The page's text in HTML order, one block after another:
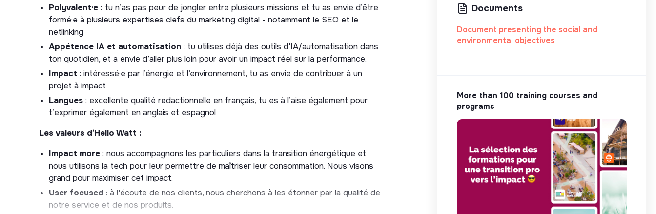
Automatisation & IA : Tu testes et intègres les outils d'IA et d'automatisation dans
les workflows SEO. Tu sais identifier les tâches répétitives et chronophages, de façon
à libérer de la bande passante et à recentrer l'énergie de l'équipe sur des tâches à
forte valeur ajoutée. Tu partages tes trouvailles avec l'équipe et contribues à faire
monter tout le monde en compétence sur ces sujets.
En SEO, Hello Watt évolue sur un marché très concurrentiel. Pour rester compétitif et
maintenir de bonnes positions, nous devons développer des stratégies avancées. Tu
souhaites intégrer une équipe d’expert·es et participer au succès d’une plateforme à la
pointe des meilleures pratiques de référencement ? N’hésite pas à postuler !
Polyvalent·e : tu n’as pas peur de jongler entre plusieurs missions et tu as envie d’être
formé·e à plusieurs expertises clefs du marketing digital - notamment le SEO et le
netlinking
Appétence IA et automatisation : tu utilises déjà des outils d'IA/automatisation dans
ton quotidien, et a envie d’aller plus loin pour avoir un impact réel sur la performance.
Impact : intéressé·e par l’énergie et l’environnement, tu as envie de contribuer à un
projet à impact
Langues : excellente qualité rédactionnelle en français, tu es à l’aise également pour
t’exprimer également en anglais et espagnol
Les valeurs d’Hello Watt :
Impact more : nous accompagnons les particuliers dans la transition énergétique et
nous utilisons la tech pour leur permettre de maîtriser leur consommation. Nous visons
grand pour maximiser cet impact.
User focused : à l'écoute de nos clients, nous cherchons à les étonner par la qualité de
notre service et de nos produits.
Documents
Document presenting the social and
environmental objectives
More than 100 training courses and
programs